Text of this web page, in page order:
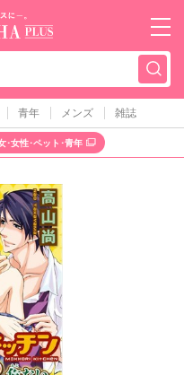
秋水社PLUS（テ
青年 メンズ 雑誌
･女性･ペット･青年